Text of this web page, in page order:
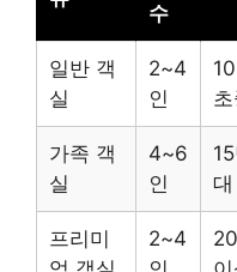
수
일반 객
실
2~4
인
가족 객
실
4~6
인
대
프리미
2~4